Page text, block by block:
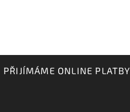
PŘIJÍMÁME ONLINE PLATBY